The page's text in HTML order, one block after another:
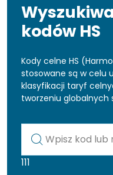
kodów HS
Kody celne HS
stosowane są w celu
klasyfikacji taryf
tworzeniu globalnych
111